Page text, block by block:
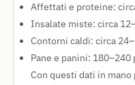
Affettati e proteine:
Insalate miste: circa
Contorni caldi: circa
Pane e panini: 180–240
Con questi dati in